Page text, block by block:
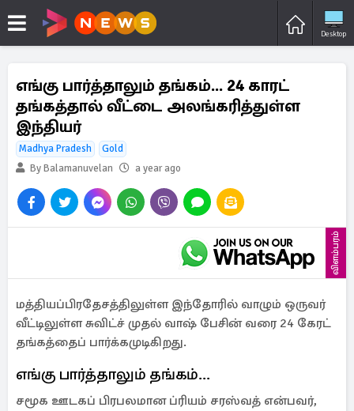
Desktop
எங்கு பார்த்தாலும் தங்கம்... 24 காரட்
தங்கத்தால் வீட்டை அலங்கரித்துள்ள
இந்தியர்
Madhya Pradesh
Gold
By Balamanuvelan
a year ago
விளம்பரம்
மத்தியப்பிரதேசத்திலுள்ள இந்தோரில் வாழும் ஒருவர்
வீட்டிலுள்ள சுவிட்ச் முதல் வாஷ் பேசின் வரை 24 கேரட்
தங்கத்தைப் பார்க்கமுடிகிறது.
எங்கு பார்த்தாலும் தங்கம்...
சமூக ஊடகப் பிரபலமான ப்ரியம் சரஸ்வத் என்பவர்,